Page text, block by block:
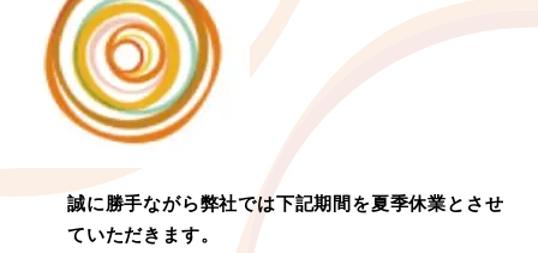
誠に勝手ながら弊社では下記期間を夏季休業とさせ
ていただきます。